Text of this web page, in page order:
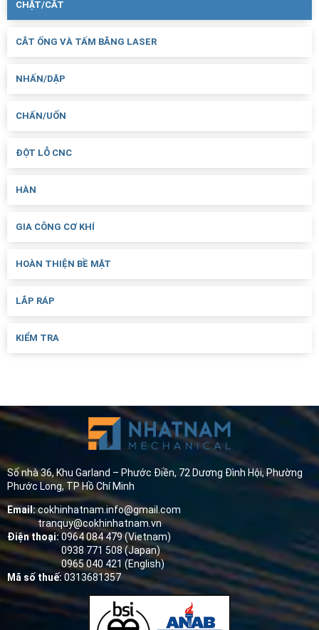
CHẶT/CẮT
CẮT ỐNG VÀ TẤM BẰNG LASER
NHẤN/DẬP
CHẤN/UỐN
ĐỘT LỖ CNC
HÀN
GIA CÔNG CƠ KHÍ
HOÀN THIỆN BỀ MẶT
LẮP RÁP
KIỂM TRA
Số nhà 36, Khu Garland – Phước Điền, 72 Dương Đình Hội, Phường
Phước Long, TP Hồ Chí Minh
Email:cokhinhatnam.info@gmail.com
tranquy@cokhinhatnam.vn
Điện thoại:0964 084 479 (Vietnam)
0938 771 508 (Japan)
0965 040 421 (English)
Mã số thuế: 0313681357